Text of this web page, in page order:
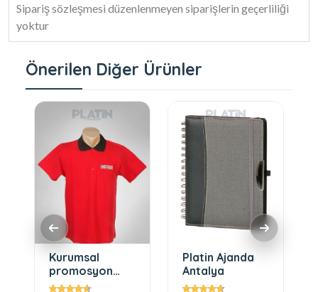
Sipariş sözleşmesi düzenlenmeyen siparişlerin geçerliliği
yoktur
Önerilen Diğer Ürünler
Kurumsal
promosyon
ürünleri tişört
Platin Ajanda
Antalya